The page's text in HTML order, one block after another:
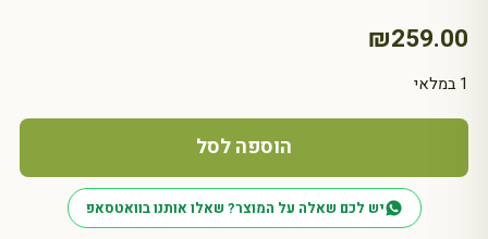
₪259.00
1 במלאי
כמות
עגילים
מטפסים
הוספה לסל
יש לכם שאלה על המוצר? שאלו אותנו בוואטסאפ